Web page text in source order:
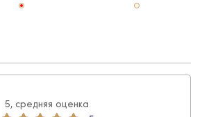
5, средняя оценка